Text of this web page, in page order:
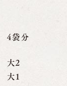
4袋分
大2
大1